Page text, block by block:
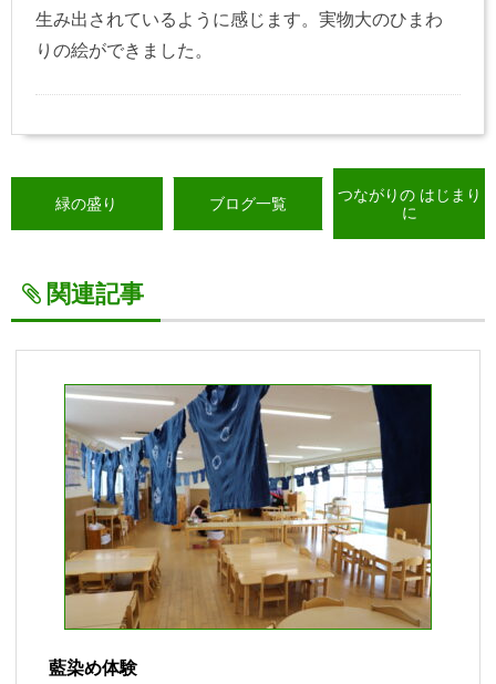
生み出されているように感じます。実物大のひまわ
りの絵ができました。
緑の盛り ブログ一覧
つながりの はじまり
に
関連記事
藍染め体験